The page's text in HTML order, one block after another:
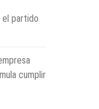
el partido
cumplir